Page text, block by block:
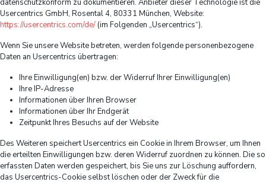
datenschutzkonform zu dokumentieren. Anbieter dieser Technologie ist die
Usercentrics GmbH, Rosental 4, 80331 München, Website:
https://usercentrics.com/de/(im Folgenden „Usercentrics“).
Wenn Sie unsere Website betreten, werden folgende personenbezogene
Daten an Usercentrics übertragen:
Ihre Einwilligung(en) bzw. der Widerruf Ihrer Einwilligung(en)
Ihre IP-Adresse
Informationen über Ihren Browser
Informationen über Ihr Endgerät
Zeitpunkt Ihres Besuchs auf der Website
Des Weiteren speichert Usercentrics ein Cookie in Ihrem Browser, um Ihnen
die erteilten Einwilligungen bzw. deren Widerruf zuordnen zu können. Die so
erfassten Daten werden gespeichert, bis Sie uns zur Löschung auffordern,
das Usercentrics-Cookie selbst löschen oder der Zweck für die